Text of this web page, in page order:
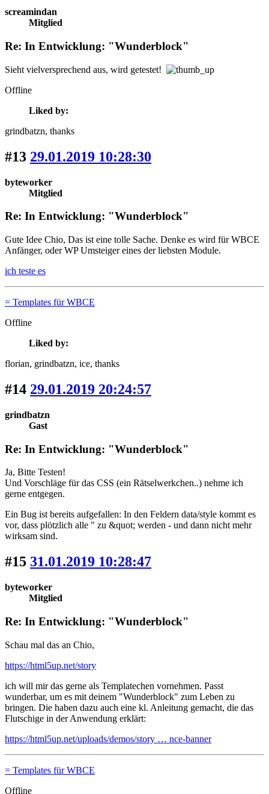
screamindan
Mitglied
Re: In Entwicklung: "Wunderblock"
Sieht vielversprechend aus, wird getestet!
Offline
Liked by:
grindbatzn, thanks
#13 29.01.2019 10:28:30
byteworker
Mitglied
Re: In Entwicklung: "Wunderblock"
Gute Idee Chio, Das ist eine tolle Sache. Denke es wird für WBCE
Anfänger, oder WP Umsteiger eines der liebsten Module.
ich teste es
= Templates für WBCE
Offline
Liked by:
florian, grindbatzn, ice, thanks
#14 29.01.2019 20:24:57
grindbatzn
Gast
Re: In Entwicklung: "Wunderblock"
Ja, Bitte Testen!
Und Vorschläge für das CSS (ein Rätselwerkchen..) nehme ich
gerne entgegen.
Ein Bug ist bereits aufgefallen: In den Feldern data/style kommt es
vor, dass plötzlich alle " zu &quot; werden - und dann nicht mehr
wirksam sind.
#15 31.01.2019 10:28:47
byteworker
Mitglied
Re: In Entwicklung: "Wunderblock"
Schau mal das an Chio,
https://html5up.net/story
ich will mir das gerne als Templatechen vornehmen. Passt
wunderbar, um es mit deinem "Wunderblock" zum Leben zu
bringen. Die haben dazu auch eine kl. Anleitung gemacht, die das
Flutschige in der Anwendung erklärt:
https://html5up.net/uploads/demos/story … nce-banner
= Templates für WBCE
Offline